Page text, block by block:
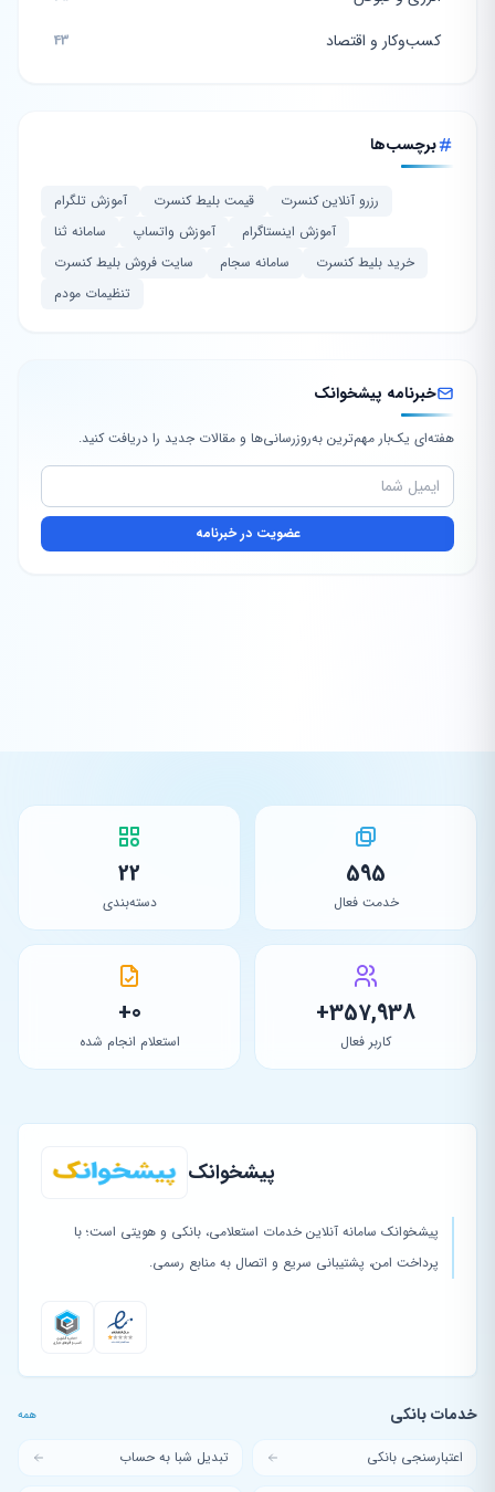
کسب‌وکار و اقتصاد 43
برچسب‌ها
رزرو آنلاین کنسرت قیمت بلیط کنسرت
آموزش تلگرام
آموزش اینستاگرام
آموزش واتساپ
سامانه ثنا
خرید بلیط کنسرت
سامانه سجام
سایت فروش بلیط کنسرت
تنظیمات مودم
خبرنامه پیشخوانک
هفته‌ای یک‌بار مهم‌ترین به‌روزرسانی‌ها و مقالات جدید را دریافت کنید.
عضویت در خبرنامه
595
خدمت فعال
22
دسته‌بندی
357,938+
کاربر فعال
0+
استعلام انجام شده
پیشخوانک
پیشخوانک سامانه آنلاین خدمات استعلامی، بانکی و هویتی است؛ با
پرداخت امن، پشتیبانی سریع و اتصال به منابع رسمی.
خدمات بانکی همه
اعتبارسنجی بانکی تبدیل شبا به حساب